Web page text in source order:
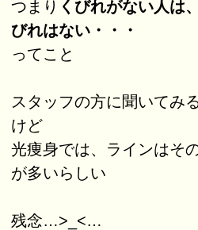
つまり くびれがない人は
びれはない・・・
ってこと
スタッフの方に聞いてみ
けど
光痩身では、ラインはそ
が多いらしい
残念…>_<…